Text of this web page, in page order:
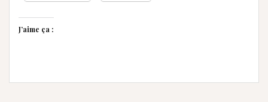
J’aime ça :